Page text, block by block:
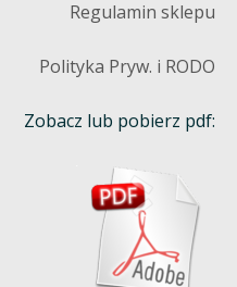
Regulamin sklepu
Polityka Pryw. i RODO
Zobacz lub pobierz pdf: